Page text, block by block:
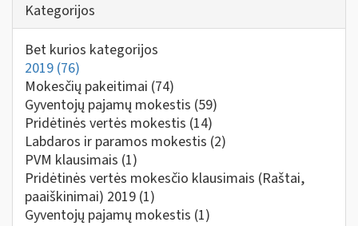
Kategorijos
Bet kurios kategorijos
2019 (76)
Mokesčių pakeitimai (74)
Gyventojų pajamų mokestis (59)
Pridėtinės vertės mokestis (14)
Labdaros ir paramos mokestis (2)
PVM klausimais (1)
Pridėtinės vertės mokesčio klausimais (Raštai,
paaiškinimai) 2019 (1)
Gyventojų pajamų mokestis (1)